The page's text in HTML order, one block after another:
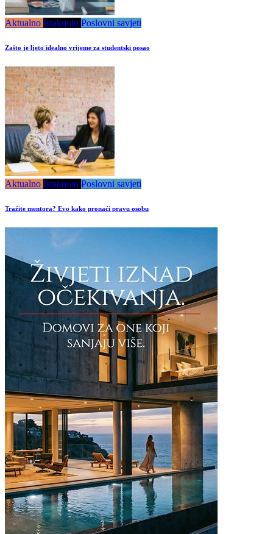
Aktualno Istaknuto Poslovni savjeti
Zašto je ljeto idealno vrijeme za studentski posao
Aktualno Istaknuto Poslovni savjeti
Tražite mentora? Evo kako pronaći pravu osobu